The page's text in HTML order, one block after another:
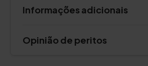
Informações adicionais
Opinião de peritos